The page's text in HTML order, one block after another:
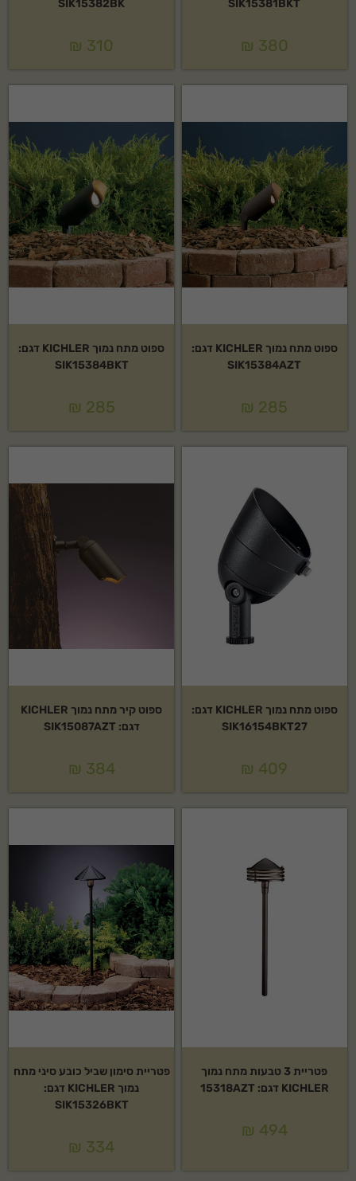
SIK15381BKT
₪ 380
SIK15382BK
₪ 310
ספוט מתח נמוך KICHLER דגם:
SIK15384AZT
₪ 285
ספוט מתח נמוך KICHLER דגם:
SIK15384BKT
₪ 285
ספוט מתח נמוך KICHLER דגם:
SIK16154BKT27
₪ 409
ספוט קיר מתח נמוך KICHLER
דגם: SIK15087AZT
₪ 384
פטריית 3 טבעות מתח נמוך
KICHLER דגם: 15318AZT
₪ 494
פטריית סימון שביל כובע סיני מתח
נמוך KICHLER דגם:
SIK15326BKT
₪ 334